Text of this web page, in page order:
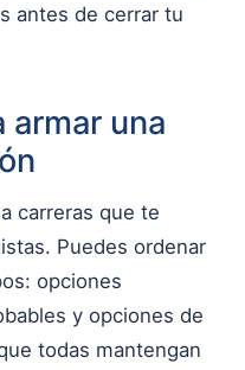
antes de cerrar tu
armar una
carreras que te
Puedes ordenar
opciones
y opciones de
todas mantengan